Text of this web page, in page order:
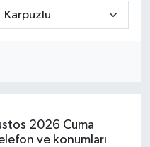
2026 Cuma
ve konumları